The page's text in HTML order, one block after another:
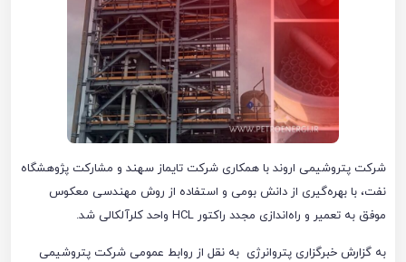
شرکت پتروشیمی اروند با همکاری شرکت تایماز سهند و مشارکت پژوهشگاه
نفت، با بهره‌گیری از دانش بومی و استفاده از روش مهندسی معکوس
موفق به تعمیر و راه‌اندازی مجدد راکتور HCL واحد کلرآلکالی شد.
به گزارش خبرگزاری پتروانرژی به نقل از روابط عمومی شرکت پتروشیمی